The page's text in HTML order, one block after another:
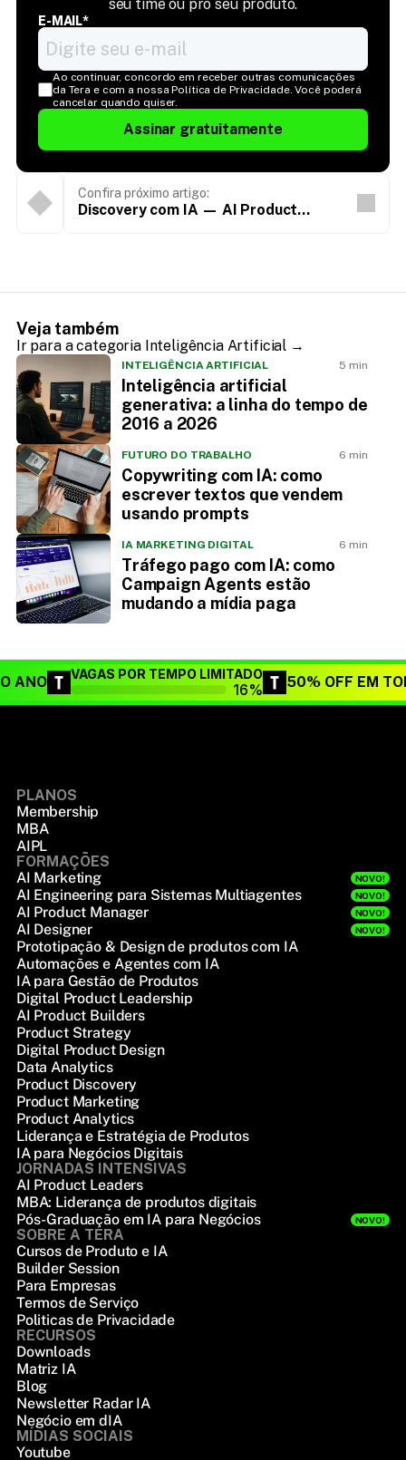
seu time ou pro seu produto.
E-MAIL*
Ao continuar, concordo em receber outras comunicações
da Tera e com a nossa Política de Privacidade. Você poderá
cancelar quando quiser.
Assinar gratuitamente
Confira próximo artigo:
Discovery com IA — AI Product
Veja também
Ir para a categoria Inteligência Artificial →
INTELIGÊNCIA ARTIFICIAL 5 min
Inteligência artificial
generativa: a linha do tempo de
2016 a 2026
FUTURO DO TRABALHO 6 min
Copywriting com IA: como
escrever textos que vendem
usando prompts
IA MARKETING DIGITAL 6 min
Tráfego pago com IA: como
Campaign Agents estão
mudando a mídia paga
ANO VAGAS POR TEMPO LIMITADO
16% 50% OFF EM
PLANOS
Membership
MBA
AIPL
FORMAÇÕES
AI Marketing
NOVO!
AI Engineering para Sistemas Multiagentes NOVO!
AI Product Manager NOVO!
AI Designer NOVO!
Prototipação & Design de produtos com IA
Automações e Agentes com IA
IA para Gestão de Produtos
Digital Product Leadership
AI Product Builders
Product Strategy
Digital Product Design
Data Analytics
Product Discovery
Product Marketing
Product Analytics
Liderança e Estratégia de Produtos
IA para Negócios Digitais
JORNADAS INTENSIVAS
AI Product Leaders
MBA: Liderança de produtos digitais
Pós-Graduação em IA para Negócios
NOVO!
SOBRE A TERA
Cursos de Produto e IA
Builder Session
Para Empresas
Termos de Serviço
Politicas de Privacidade
RECURSOS
Downloads
Matriz IA
Blog
Newsletter Radar IA
Negócio em dIA
MÍDIAS SOCIAIS
Youtube